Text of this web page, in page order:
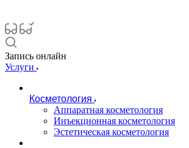
Запись онлайн
Услуги
Косметология
Аппаратная косметология
Инъекционная косметология
Эстетическая косметология